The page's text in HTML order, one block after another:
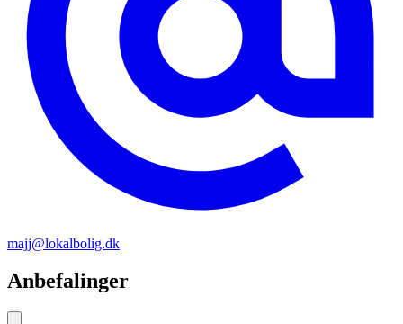
majj@lokalbolig.dk
Anbefalinger